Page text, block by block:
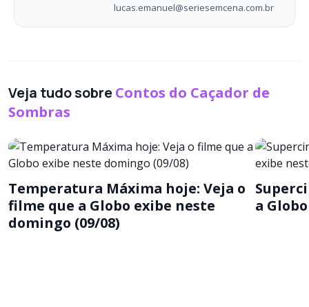
lucas.emanuel@seriesemcena.com.br
Veja tudo sobreContos do Caçador de
Sombras
Temperatura Máxima hoje: Veja o
filme que a Globo exibe neste
domingo (09/08)
a